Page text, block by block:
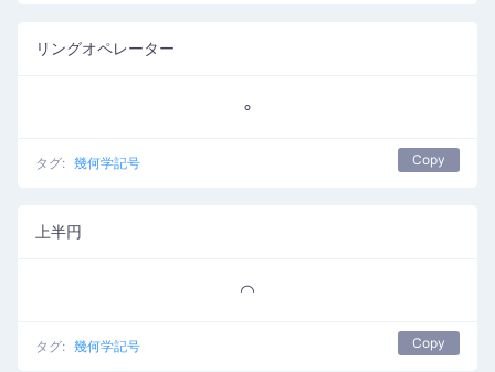
リングオペレーター
∘
タグ: 幾何学記号 Copy
上半円
◠
タグ: 幾何学記号 Copy